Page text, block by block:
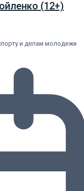
(12+)
и делам молодежи